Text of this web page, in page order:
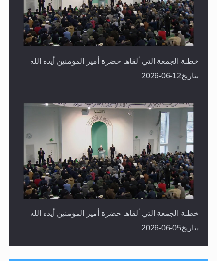
خطبة الجمعة التي ألقاها حضرة أمير المؤمنين أيده الله
خطبة الجمعة التي ألقاها حضرة أمير المؤمنين أيده الله
AUGUST 2026